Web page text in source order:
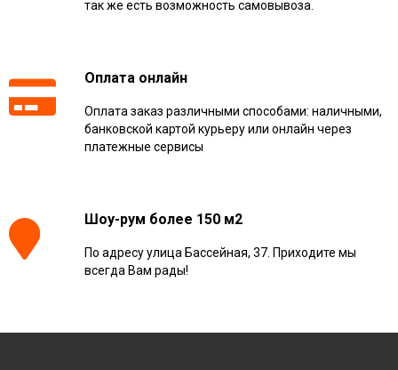
так же есть возможность самовывоза.
Оплата онлайн
Оплата заказ различными способами: наличными,
банковской картой курьеру или онлайн через
платежные сервисы
Шоу-рум более 150 м2
По адресу улица Бассейная, 37. Приходите мы
всегда Вам рады!